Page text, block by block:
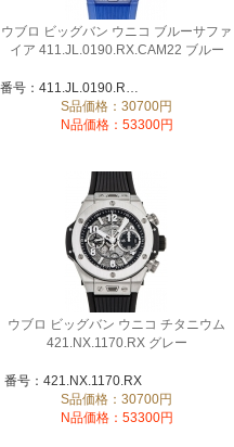
ウブロ ビッグバン ウニコ ブルーサファ
イア 411.JL.0190.RX.CAM22 ブルー
番号：411.JL.0190.RX.CAM22
S品価格：30700円
N品価格：53300円
ウブロ ビッグバン ウニコ チタニウム
421.NX.1170.RX グレー
番号：421.NX.1170.RX
S品価格：30700円
N品価格：53300円